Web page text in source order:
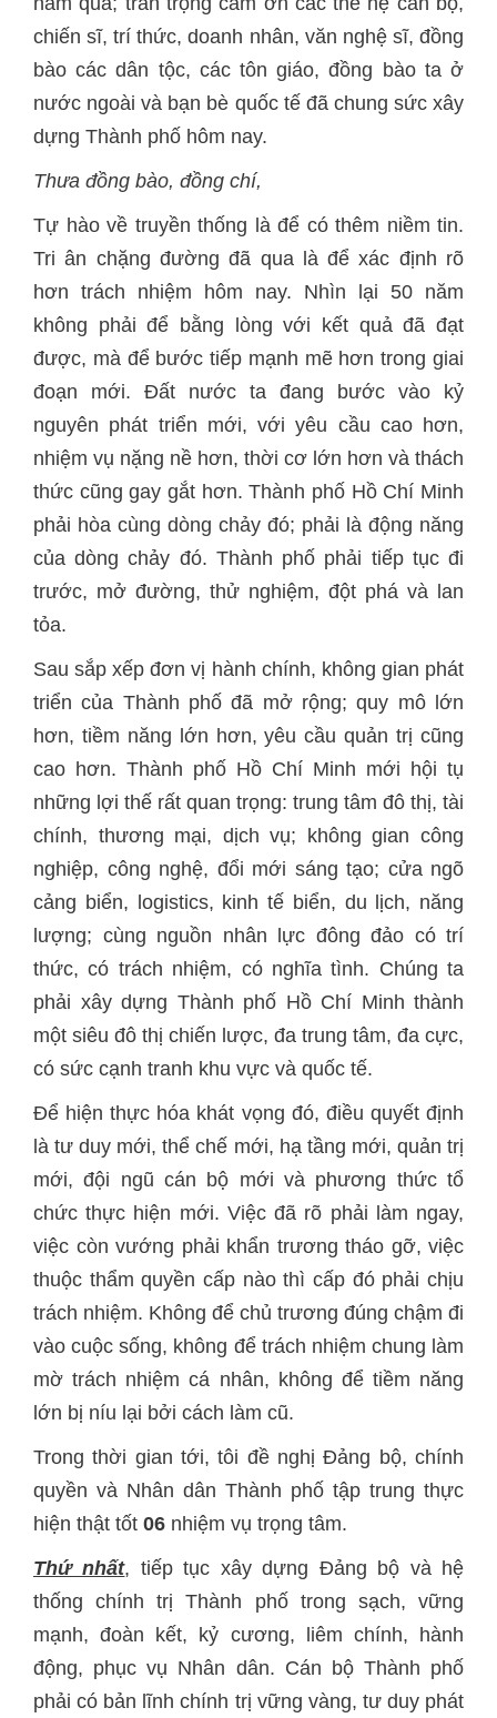
chiến sĩ, trí thức, doanh nhân, văn nghệ sĩ, đồng
bào các dân tộc, các tôn giáo, đồng bào ta ở
nước ngoài và bạn bè quốc tế đã chung sức xây
dựng Thành phố hôm nay.
Thưa đồng bào, đồng chí,
Tự hào về truyền thống là để có thêm niềm tin.
Tri ân chặng đường đã qua là để xác định rõ
hơn trách nhiệm hôm nay. Nhìn lại 50 năm
không phải để bằng lòng với kết quả đã đạt
được, mà để bước tiếp mạnh mẽ hơn trong giai
đoạn mới. Đất nước ta đang bước vào kỷ
nguyên phát triển mới, với yêu cầu cao hơn,
nhiệm vụ nặng nề hơn, thời cơ lớn hơn và thách
thức cũng gay gắt hơn. Thành phố Hồ Chí Minh
phải hòa cùng dòng chảy đó; phải là động năng
của dòng chảy đó. Thành phố phải tiếp tục đi
trước, mở đường, thử nghiệm, đột phá và lan
tỏa.
Sau sắp xếp đơn vị hành chính, không gian phát
triển của Thành phố đã mở rộng; quy mô lớn
hơn, tiềm năng lớn hơn, yêu cầu quản trị cũng
cao hơn. Thành phố Hồ Chí Minh mới hội tụ
những lợi thế rất quan trọng: trung tâm đô thị, tài
chính, thương mại, dịch vụ; không gian công
nghiệp, công nghệ, đổi mới sáng tạo; cửa ngõ
cảng biển, logistics, kinh tế biển, du lịch, năng
lượng; cùng nguồn nhân lực đông đảo có trí
thức, có trách nhiệm, có nghĩa tình. Chúng ta
phải xây dựng Thành phố Hồ Chí Minh thành
một siêu đô thị chiến lược, đa trung tâm, đa cực,
có sức cạnh tranh khu vực và quốc tế.
Để hiện thực hóa khát vọng đó, điều quyết định
là tư duy mới, thể chế mới, hạ tầng mới, quản trị
mới, đội ngũ cán bộ mới và phương thức tổ
chức thực hiện mới. Việc đã rõ phải làm ngay,
việc còn vướng phải khẩn trương tháo gỡ, việc
thuộc thẩm quyền cấp nào thì cấp đó phải chịu
trách nhiệm. Không để chủ trương đúng chậm đi
vào cuộc sống, không để trách nhiệm chung làm
mờ trách nhiệm cá nhân, không để tiềm năng
lớn bị níu lại bởi cách làm cũ.
Trong thời gian tới, tôi đề nghị Đảng bộ, chính
quyền và Nhân dân Thành phố tập trung thực
hiện thật tốt 06 nhiệm vụ trọng tâm.
Thứ nhất, tiếp tục xây dựng Đảng bộ và hệ
thống chính trị Thành phố trong sạch, vững
mạnh, đoàn kết, kỷ cương, liêm chính, hành
động, phục vụ Nhân dân. Cán bộ Thành phố
phải có bản lĩnh chính trị vững vàng, tư duy phát